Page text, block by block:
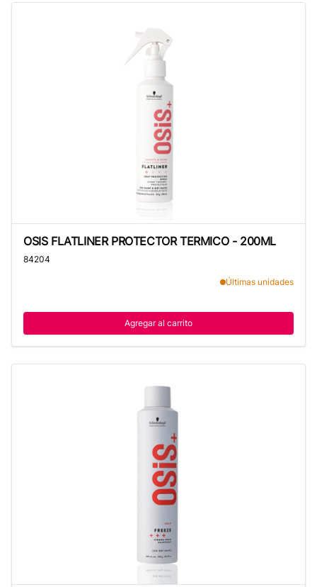
OSIS FLATLINER PROTECTOR TERMICO - 200ML
84204
Últimas unidades
Agregar al carrito